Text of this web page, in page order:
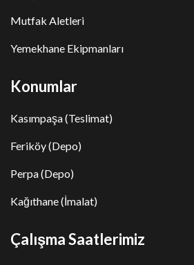
Mutfak Aletleri
Yemekhane Ekipmanları
Konumlar
Kasımpaşa (Teslimat)
Feriköy (Depo)
Perpa (Depo)
Kağıthane (İmalat)
Çalışma Saatlerimiz